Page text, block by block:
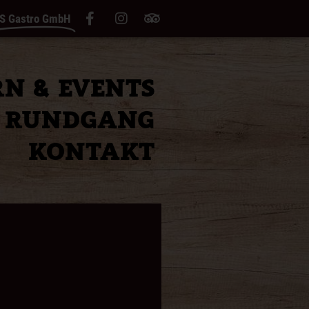
Gastro GmbH
& EVENTS
RUNDGANG
KONTAKT